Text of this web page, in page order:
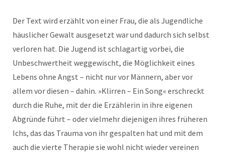
Der Text wird erzählt von einer Frau, die als Jugendliche
häuslicher Gewalt ausgesetzt war und dadurch sich selbst
verloren hat. Die Jugend ist schlagartig vorbei, die
Unbeschwertheit weggewischt, die Möglichkeit eines
Lebens ohne Angst – nicht nur vor Männern, aber vor
allem vor diesen – dahin. »Klirren – Ein Song« erschreckt
durch die Ruhe, mit der die Erzählerin in ihre eigenen
Abgründe führt – oder vielmehr diejenigen ihres früheren
Ichs, das das Trauma von ihr gespalten hat und mit dem
auch die vierte Therapie sie wohl nicht wieder vereinen